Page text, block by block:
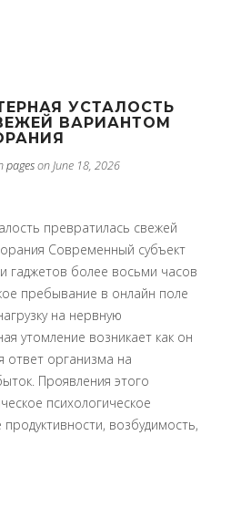
УСТАЛОСТЬ
ВАРИАНТОМ
pageson June 18, 2026
превратилась свежей
Современный субъект
гаджетов более восьми часов
пребывание в онлайн поле
на нервную
утомление возникает как он
ответ организма на
Проявления этого
психологическое
возбудимость,